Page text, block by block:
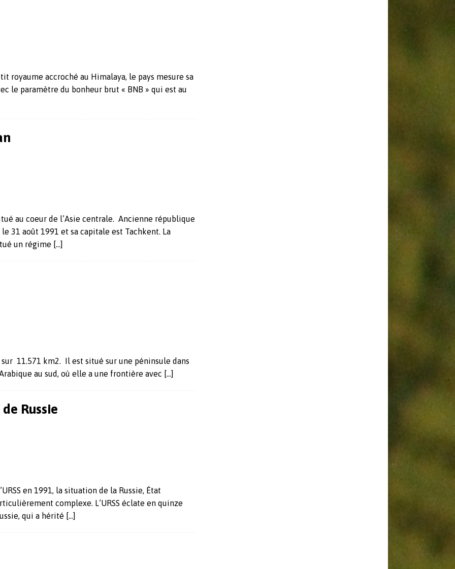
royaume accroché au Himalaya, le pays mesure sa
le paramètre du bonheur brut « BNB » qui est au
au coeur de l’Asie centrale. Ancienne république
31 août 1991 et sa capitale est Tachkent. La
un régime […]
sur 11.571 km2. Il est situé sur une péninsule dans
au sud, où elle a une frontière avec […]
Russie
en 1991, la situation de la Russie, État
complexe. L’URSS éclate en quinze
qui a hérité […]